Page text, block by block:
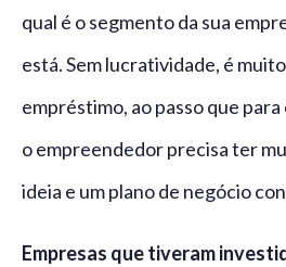
qual é o segmento da sua
está. Sem lucratividade, é
empréstimo, ao passo que
o empreendedor precisa ter
ideia e um plano de negócio
Empresas que tiveram